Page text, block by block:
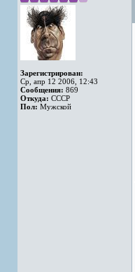
Зарегистрирован:
Ср, апр 12 2006, 12:43
Сообщения: 869
Откуда: СССР
Пол: Мужской